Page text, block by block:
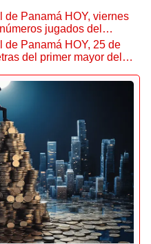
Panamá HOY, viernes
jugados del
Panamá HOY, 25 de
del primer mayor del